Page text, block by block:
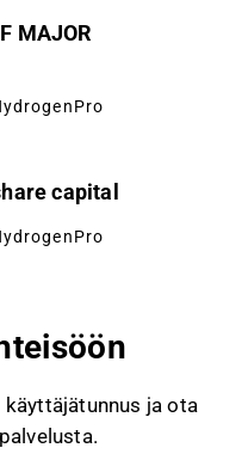
MAJOR
capital
ja ota